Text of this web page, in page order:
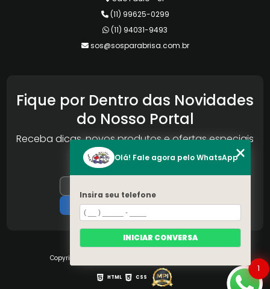
(11) 99625-0299
(11) 94031-9493
sos@sosparabrisa.com.br
Fique por Dentro das Novidades
do Nosso Portal
Receba dicas, novos produtos e ofertas especiais
da Reconlog
Copyright © S.O.S Pára-brisa. (Lei 9610 de 19/02/1998)
HTML CSS
1
Olá! Fale agora pelo WhatsApp
Insira seu telefone
INICIAR CONVERSA